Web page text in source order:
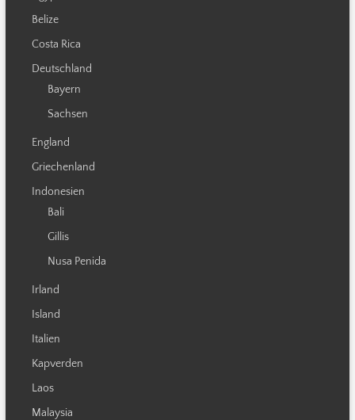
Belize
Costa Rica
Deutschland
Bayern
Sachsen
England
Griechenland
Indonesien
Bali
Gillis
Nusa Penida
Irland
Island
Italien
Kapverden
Laos
Malaysia